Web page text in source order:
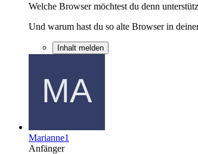
Welche Browser möchtest du denn
Und warum hast du so alte Browser in
Inhalt melden
Marianne1
Anfänger